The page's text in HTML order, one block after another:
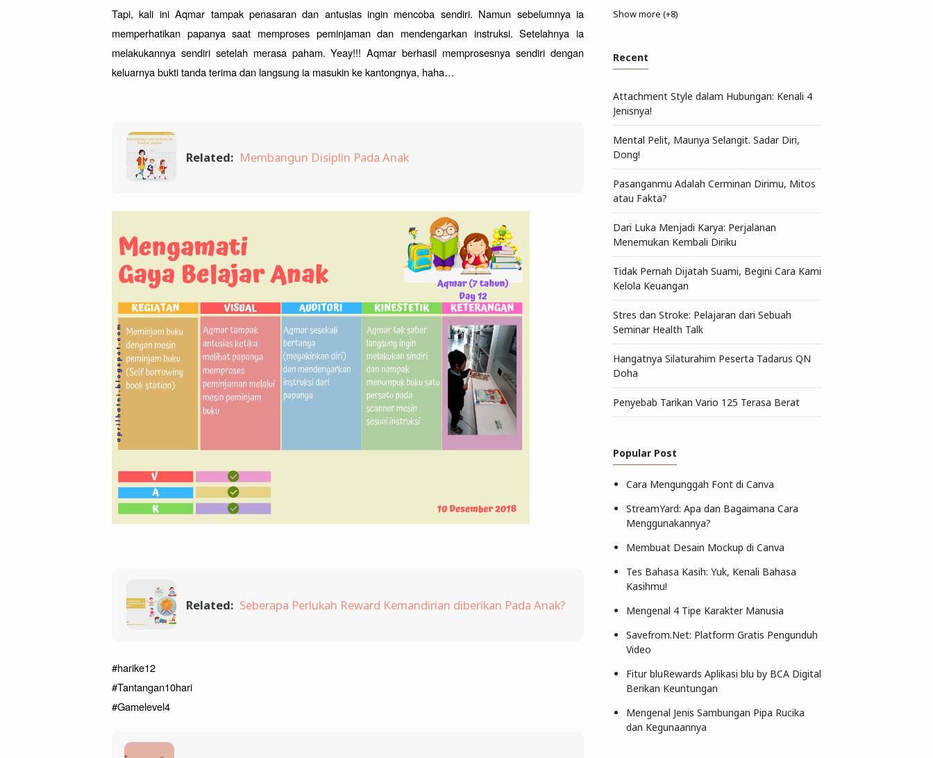
Tapi, kali ini Aqmar tampak penasaran dan antusias ingin mencoba sendiri. Namun sebelumnya ia
memperhatikan papanya saat memproses peminjaman dan mendengarkan instruksi. Setelahnya ia
melakukannya sendiri setelah merasa paham. Yeay!!! Aqmar berhasil memprosesnya sendiri dengan
keluarnya bukti tanda terima dan langsung ia masukin ke kantongnya, haha…
Related: Membangun Disiplin Pada Anak
Related: Seberapa Perlukah Reward Kemandirian diberikan Pada Anak?
#harike12
#Tantangan10hari
#Gamelevel4
Show more (+8)
Recent
Attachment Style dalam Hubungan: Kenali 4
Jenisnya!
Mental Pelit, Maunya Selangit. Sadar Diri,
Dong!
Pasanganmu Adalah Cerminan Dirimu, Mitos
atau Fakta?
Dari Luka Menjadi Karya: Perjalanan
Menemukan Kembali Diriku
Tidak Pernah Dijatah Suami, Begini Cara Kami
Kelola Keuangan
Stres dan Stroke: Pelajaran dari Sebuah
Seminar Health Talk
Hangatnya Silaturahim Peserta Tadarus QN
Doha
Penyebab Tarikan Vario 125 Terasa Berat
Popular Post
Cara Mengunggah Font di Canva
StreamYard: Apa dan Bagaimana Cara
Menggunakannya?
Membuat Desain Mockup di Canva
Tes Bahasa Kasih: Yuk, Kenali Bahasa
Kasihmu!
Mengenal 4 Tipe Karakter Manusia
Savefrom.Net: Platform Gratis Pengunduh
Video
Fitur bluRewards Aplikasi blu by BCA Digital
Berikan Keuntungan
Mengenal Jenis Sambungan Pipa Rucika
dan Kegunaannya